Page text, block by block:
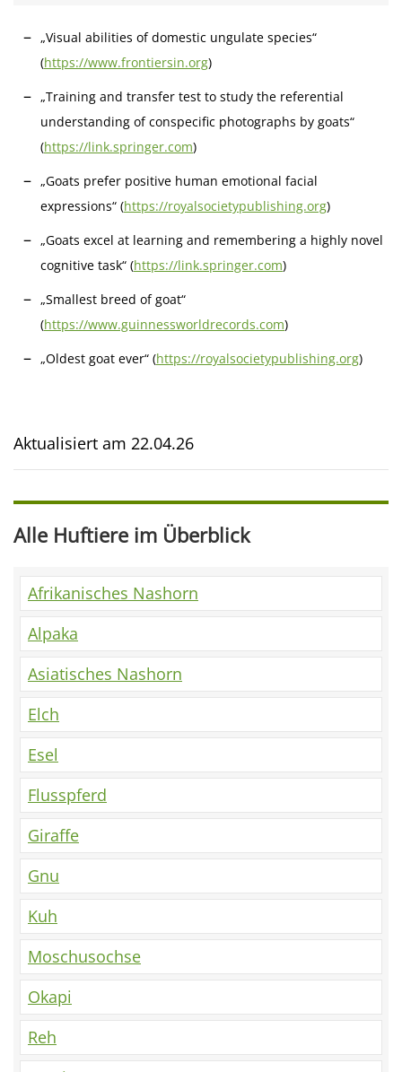
„Visual abilities of domestic ungulate species“
(https://www.frontiersin.org)
„Training and transfer test to study the referential
understanding of conspecific photographs by goats“
(https://link.springer.com)
„Goats prefer positive human emotional facial
expressions“ (https://royalsocietypublishing.org)
„Goats excel at learning and remembering a highly novel
cognitive task“ (https://link.springer.com)
„Smallest breed of goat“
(https://www.guinnessworldrecords.com)
„Oldest goat ever“ (https://royalsocietypublishing.org)
Aktualisiert am 22.04.26
Alle Huftiere im Überblick
Afrikanisches Nashorn
Alpaka
Asiatisches Nashorn
Elch
Esel
Flusspferd
Giraffe
Gnu
Kuh
Moschusochse
Okapi
Reh